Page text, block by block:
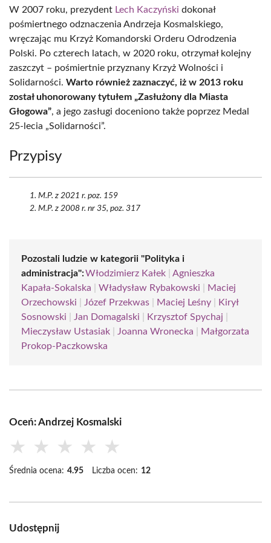
W 2007 roku, prezydent Lech Kaczyński dokonał
pośmiertnego odznaczenia Andrzeja Kosmalskiego,
wręczając mu Krzyż Komandorski Orderu Odrodzenia
Polski. Po czterech latach, w 2020 roku, otrzymał kolejny
zaszczyt – pośmiertnie przyznany Krzyż Wolności i
Solidarności. Warto również zaznaczyć, iż w 2013 roku
został uhonorowany tytułem „Zasłużony dla Miasta
Głogowa”, a jego zasługi doceniono także poprzez Medal
25-lecia „Solidarności”.
Przypisy
M.P. z 2021 r. poz. 159
M.P. z 2008 r. nr 35, poz. 317
Pozostali ludzie w kategorii "Polityka i
administracja":Włodzimierz Kałek
Agnieszka
Kapała-Sokalska
Władysław Rybakowski
Maciej
Orzechowski
Józef Przekwas Maciej Leśny
Kirył
Sosnowski
Jan Domagalski Krzysztof Spychaj
Mieczysław Ustasiak
Joanna Wronecka
Małgorzata
Prokop-Paczkowska
Oceń: Andrzej Kosmalski
★ ★ ★ ★ ★
Średnia ocena: 4.95 Liczba ocen: 12
Udostępnij